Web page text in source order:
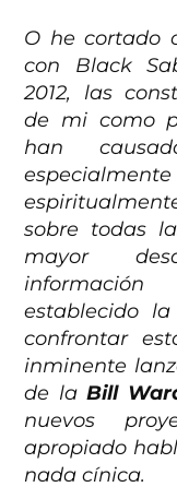
O he cortado
con Black
2012, las
de mi como
han
sobre todas
mayor
establecido
confrontar
inminente
de laBill
nuevos
apropiado
nada cínica.